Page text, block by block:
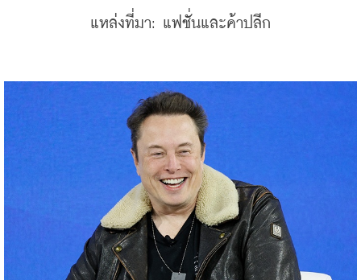
แหล่งที่มา: แฟชั่นและค้าปลีก